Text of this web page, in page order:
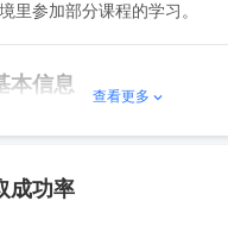
里参加部分课程的学习。
本信息
学
查看更多 
成功率